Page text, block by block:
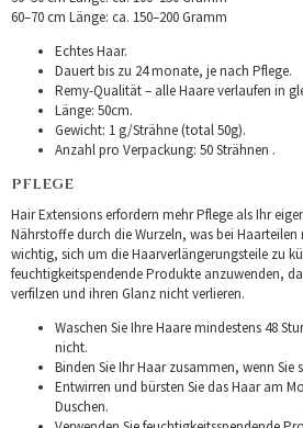
60–70 cm Länge: ca. 150–200 Gramm
Echtes Haar.
Dauert bis zu 24 monate, je nach Pflege.
Remy-Qualität – alle Haare verlaufen in
Länge: 50cm.
Gewicht: 1 g/Strähne (total 50g).
Anzahl pro Verpackung: 50 Strähnen .
PFLEGE
Hair Extensions erfordern mehr Pflege als Ihr
Nährstoffe durch die Wurzeln, was bei
wichtig, sich um die Haarverlängerungsteile zu
feuchtigkeitspendende Produkte anzuwenden,
verfilzen und ihren Glanz nicht verlieren.
Waschen Sie Ihre Haare mindestens 48
nicht.
Binden Sie Ihr Haar zusammen, wenn Sie
Entwirren und bürsten Sie das Haar am
Duschen.